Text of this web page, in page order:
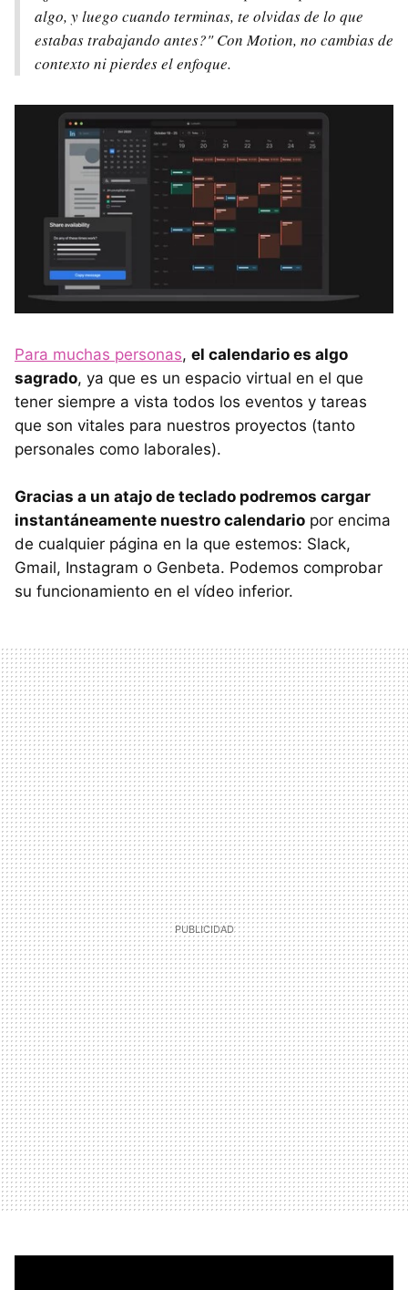
algo, y luego cuando terminas, te olvidas de lo que
estabas trabajando antes?" Con Motion, no cambias de
contexto ni pierdes el enfoque.
Para muchas personas, el calendario es algo
sagrado, ya que es un espacio virtual en el que
tener siempre a vista todos los eventos y tareas
que son vitales para nuestros proyectos (tanto
personales como laborales).
Gracias a un atajo de teclado podremos cargar
instantáneamente nuestro calendario por encima
de cualquier página en la que estemos: Slack,
Gmail, Instagram o Genbeta. Podemos comprobar
su funcionamiento en el vídeo inferior.